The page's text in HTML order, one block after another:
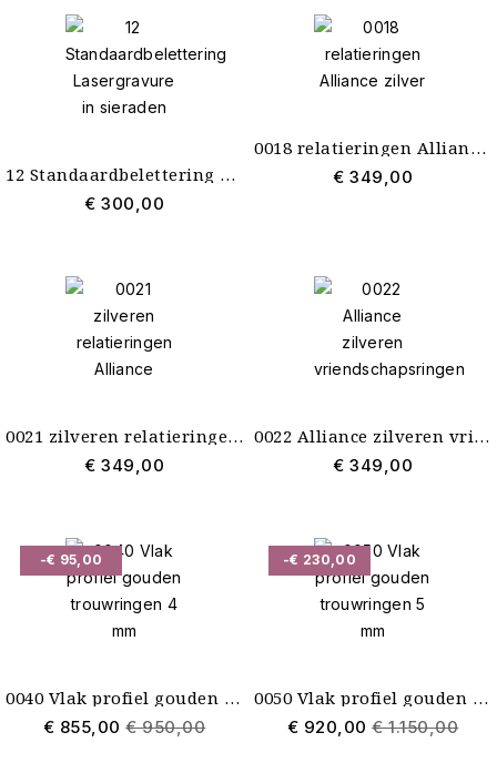
12 Standaardbelettering Lasergravure in sieraden
€ 300,00
0018 relatieringen Alliance zilver
€ 349,00
0021 zilveren relatieringen Alliance
€ 349,00
0022 Alliance zilveren vriendschapsringen
€ 349,00
-€ 95,00
0040 Vlak profiel gouden trouwringen 4 mm
€ 855,00 € 950,00
-€ 230,00
0050 Vlak profiel gouden trouwringen 5 mm
€ 920,00 € 1.150,00